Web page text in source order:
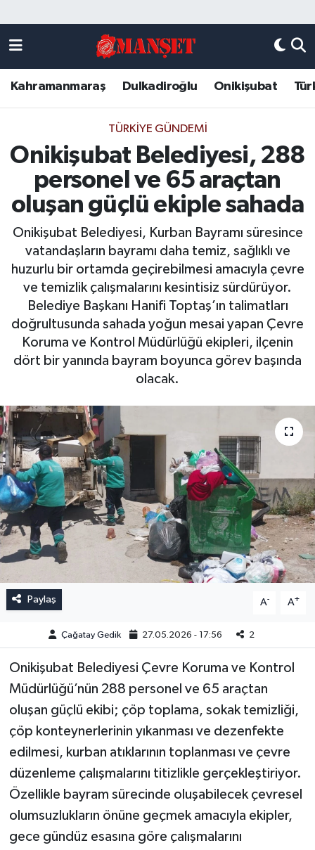
Kahramanmaraş Dulkadiroğlu Onikişubat
TÜRKIYE GÜNDEMI
Onikişubat Belediyesi, 288
personel ve 65 araçtan
oluşan güçlü ekiple sahada
Onikişubat Belediyesi, Kurban Bayramı süresince
vatandaşların bayramı daha temiz, sağlıklı ve
huzurlu bir ortamda geçirebilmesi amacıyla çevre
ve temizlik çalışmalarını kesintisiz sürdürüyor.
Belediye Başkanı Hanifi Toptaş’ın talimatları
doğrultusunda sahada yoğun mesai yapan Çevre
Koruma ve Kontrol Müdürlüğü ekipleri, ilçenin
dört bir yanında bayram boyunca görev başında
olacak.
Paylaş A- A+
Çağatay Gedik 27.05.2026 - 17:56 2
Onikişubat Belediyesi Çevre Koruma ve Kontrol
Müdürlüğü’nün 288 personel ve 65 araçtan
oluşan güçlü ekibi; çöp toplama, sokak temizliği,
çöp konteynerlerinin yıkanması ve dezenfekte
edilmesi, kurban atıklarının toplanması ve çevre
düzenleme çalışmalarını titizlikle gerçekleştiriyor.
Özellikle bayram sürecinde oluşabilecek çevresel
olumsuzlukların önüne geçmek amacıyla ekipler,
gece gündüz esasına göre çalışmalarını
DULKADİROĞLU
KAHRAMANMARAŞ
ONİKİŞUBAT
ÖZEL HABER
Künye
Kahramanmaraş Nöbetçi Eczaneler
Kahramanmaraş Hava Durumu
Kahramanmaraş Trafik Yoğunluk Haritası
Süper Lig Puan Durumu ve Fikstür
Tüm Manşetler
Son Dakika Haberleri
Haber Arşivi